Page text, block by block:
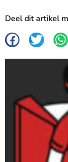
Deel dit artikel